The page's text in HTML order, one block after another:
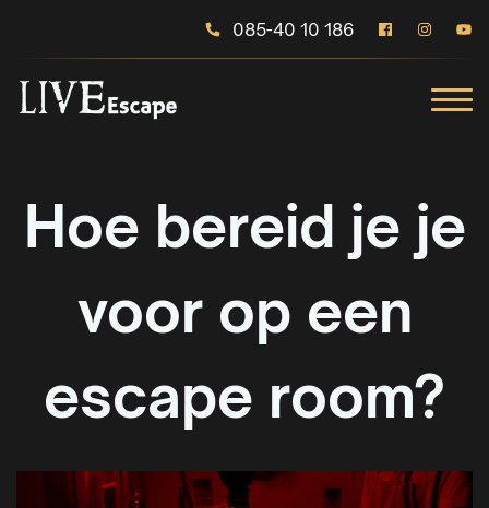
085-40 10 186
Hoe bereid je je
voor op een
escape room?